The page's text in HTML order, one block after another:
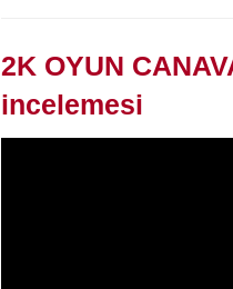
2K OYUN
incelemesi